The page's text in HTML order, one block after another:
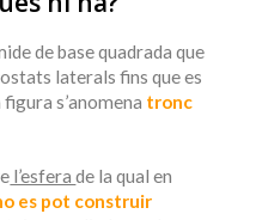
de base quadrada que
laterals fins que es
s’anomena tronc
l’esferade la qual en
es pot construir